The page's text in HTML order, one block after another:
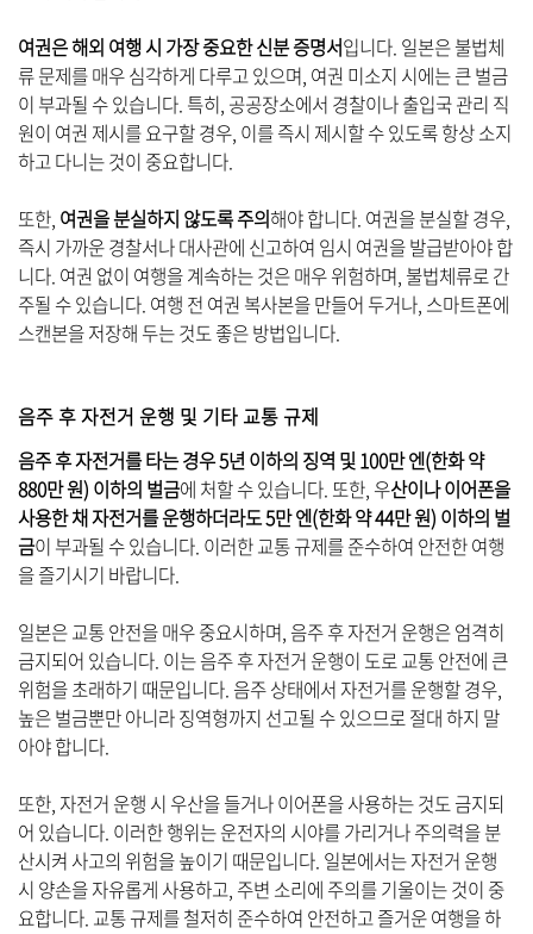
여권은 해외 여행 시 가장 중요한 신분 증명서입니다. 일본은 불법체
류 문제를 매우 심각하게 다루고 있으며, 여권 미소지 시에는 큰 벌금
이 부과될 수 있습니다. 특히, 공공장소에서 경찰이나 출입국 관리 직
원이 여권 제시를 요구할 경우, 이를 즉시 제시할 수 있도록 항상 소지
하고 다니는 것이 중요합니다.
또한, 여권을 분실하지 않도록 주의해야 합니다. 여권을 분실할 경우,
즉시 가까운 경찰서나 대사관에 신고하여 임시 여권을 발급받아야 합
니다. 여권 없이 여행을 계속하는 것은 매우 위험하며, 불법체류로 간
주될 수 있습니다. 여행 전 여권 복사본을 만들어 두거나, 스마트폰에
스캔본을 저장해 두는 것도 좋은 방법입니다.
음주 후 자전거 운행 및 기타 교통 규제
음주 후 자전거를 타는 경우 5년 이하의 징역 및 100만 엔(한화 약
880만 원) 이하의 벌금에 처할 수 있습니다. 또한, 우산이나 이어폰을
사용한 채 자전거를 운행하더라도 5만 엔(한화 약 44만 원) 이하의 벌
금이 부과될 수 있습니다. 이러한 교통 규제를 준수하여 안전한 여행
을 즐기시기 바랍니다.
일본은 교통 안전을 매우 중요시하며, 음주 후 자전거 운행은 엄격히
금지되어 있습니다. 이는 음주 후 자전거 운행이 도로 교통 안전에 큰
위험을 초래하기 때문입니다. 음주 상태에서 자전거를 운행할 경우,
높은 벌금뿐만 아니라 징역형까지 선고될 수 있으므로 절대 하지 말
아야 합니다.
또한, 자전거 운행 시 우산을 들거나 이어폰을 사용하는 것도 금지되
어 있습니다. 이러한 행위는 운전자의 시야를 가리거나 주의력을 분
산시켜 사고의 위험을 높이기 때문입니다. 일본에서는 자전거 운행
시 양손을 자유롭게 사용하고, 주변 소리에 주의를 기울이는 것이 중
요합니다. 교통 규제를 철저히 준수하여 안전하고 즐거운 여행을 하